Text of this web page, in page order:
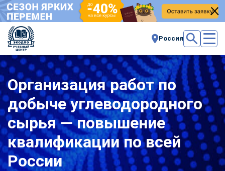
Россия
Организация работ по
добыче углеводородного
сырья — повышение
квалификации по всей
России